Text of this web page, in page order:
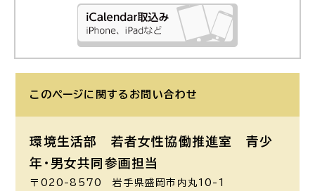
このページに関する お問い合わせ
環境生活部 若者女性協働推進室
青少
年・男女共同参画担当
〒020-8570 岩手県盛岡市内丸10-1